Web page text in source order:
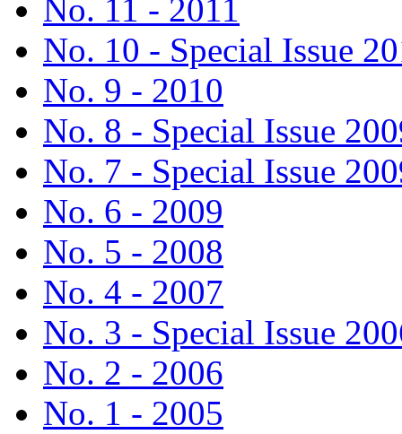
No. 11 - 2011
No. 10 - Special Issue
No. 9 - 2010
No. 8 - Special Issue
No. 7 - Special Issue
No. 6 - 2009
No. 5 - 2008
No. 4 - 2007
No. 3 - Special Issue
No. 2 - 2006
No. 1 - 2005